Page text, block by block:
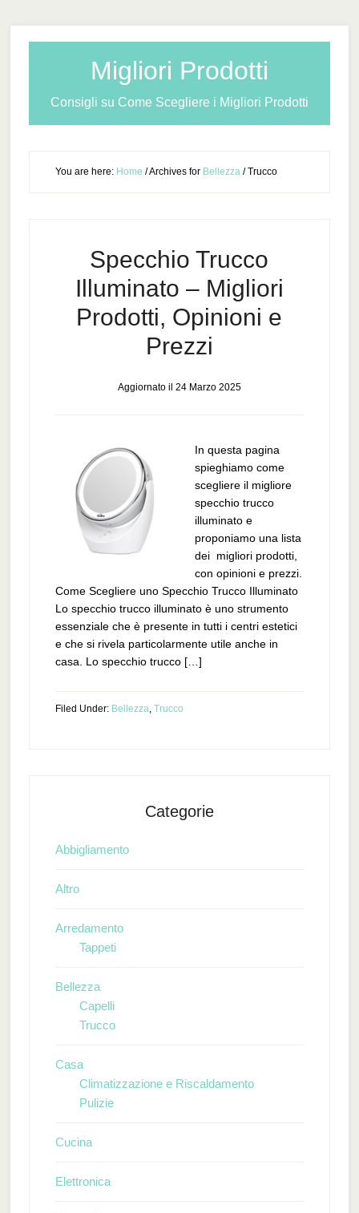
Migliori Prodotti
Consigli su Come Scegliere i Migliori Prodotti
You are here: Home /Archives for Bellezza /Trucco
Specchio Trucco
Illuminato – Migliori
Prodotti, Opinioni e
Prezzi
Aggiornato il 24 Marzo 2025
In questa pagina
spieghiamo come
scegliere il migliore
specchio trucco
illuminato e
proponiamo una lista
dei migliori prodotti,
con opinioni e prezzi.
Come Scegliere uno Specchio Trucco Illuminato
Lo specchio trucco illuminato è uno strumento
essenziale che è presente in tutti i centri estetici
e che si rivela particolarmente utile anche in
casa. Lo specchio trucco […]
Filed Under: Bellezza, Trucco
Categorie
Abbigliamento
Altro
Arredamento
Tappeti
Bellezza
Capelli
Trucco
Casa
Climatizzazione e Riscaldamento
Pulizie
Cucina
Elettronica